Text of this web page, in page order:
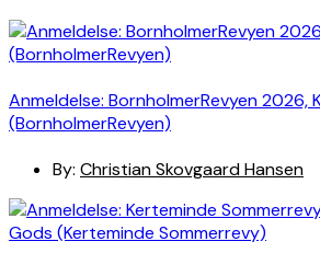
Anmeldelse: BornholmerRevyen 2026,
(BornholmerRevyen)
By: Christian Skovgaard Hansen